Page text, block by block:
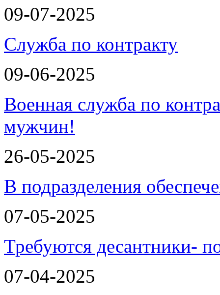
09-07-2025
Служба по контракту
09-06-2025
Военная служба по
мужчин!
26-05-2025
В подразделения
07-05-2025
Требуются десантники-
07-04-2025